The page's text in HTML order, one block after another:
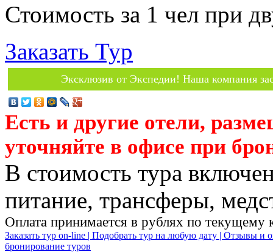
Стоимость за 1 чел при
Заказать Тур
Эксклюзив от Экспедии! Наша компания
Есть и другие отели,
уточняйте в офисе при
В стоимость тура
питание, трансферы,
Оплата принимается в рублях по текущему
Заказать тур on-line | Подобрать тур на любую дату | Отзывы и
бронирование туров